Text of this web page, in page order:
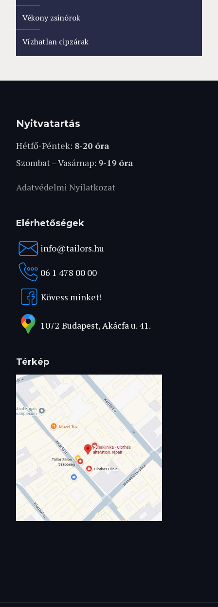
Vékony zsinórok
Vízhatlan cipzárak
Nyitvatartás
Hétfő-Péntek: 8-20 óra
Szombat – Vasárnap: 9-19 óra
Adatvédelmi Nyilatkozat
Elérhetőségek
info@tailors.hu
06 1 478 00 00
Kövess minket!
1072 Budapest, Akácfa u. 41.
Térkép